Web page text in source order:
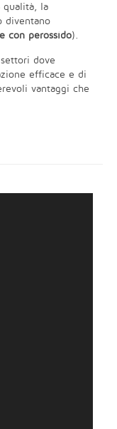
la
diventano
con perossido).
dove
efficace e di
vantaggi che